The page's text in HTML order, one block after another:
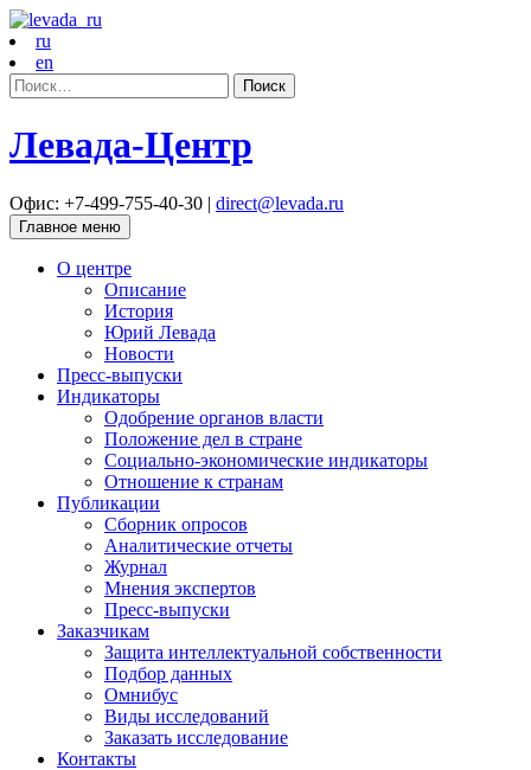
ru
en
Найти:
Левада-Центр
Офис: +7-499-755-40-30 | direct@levada.ru
Главное меню
О центре
Описание
История
Юрий Левада
Новости
Пресс-выпуски
Индикаторы
Одобрение органов власти
Положение дел в стране
Социально-экономические индикаторы
Отношение к странам
Публикации
Сборник опросов
Аналитические отчеты
Журнал
Мнения экспертов
Пресс-выпуски
Заказчикам
Защита интеллектуальной собственности
Подбор данных
Омнибус
Виды исследований
Заказать исследование
Контакты